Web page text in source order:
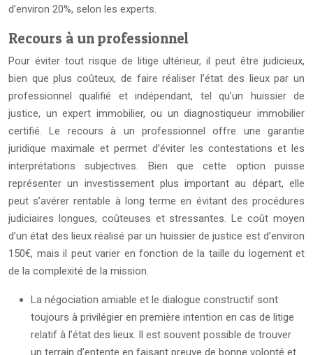
d’environ 20%, selon les experts.
Recours à un professionnel
Pour éviter tout risque de litige ultérieur, il peut être judicieux,
bien que plus coûteux, de faire réaliser l’état des lieux par un
professionnel qualifié et indépendant, tel qu’un huissier de
justice, un expert immobilier, ou un diagnostiqueur immobilier
certifié. Le recours à un professionnel offre une garantie
juridique maximale et permet d’éviter les contestations et les
interprétations subjectives. Bien que cette option puisse
représenter un investissement plus important au départ, elle
peut s’avérer rentable à long terme en évitant des procédures
judiciaires longues, coûteuses et stressantes. Le coût moyen
d’un état des lieux réalisé par un huissier de justice est d’environ
150€, mais il peut varier en fonction de la taille du logement et
de la complexité de la mission.
La négociation amiable et le dialogue constructif sont
toujours à privilégier en première intention en cas de litige
relatif à l’état des lieux. Il est souvent possible de trouver
un terrain d’entente en faisant preuve de bonne volonté et